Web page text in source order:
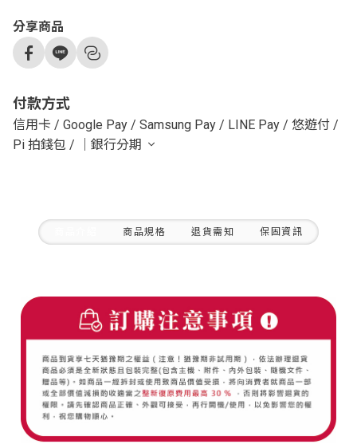
分享商品
付款方式
信用卡 / Google Pay / Samsung Pay / LINE Pay / 悠遊付 /
Pi 拍錢包 / ｜銀行分期
商品規格 退貨需知 保固資訊